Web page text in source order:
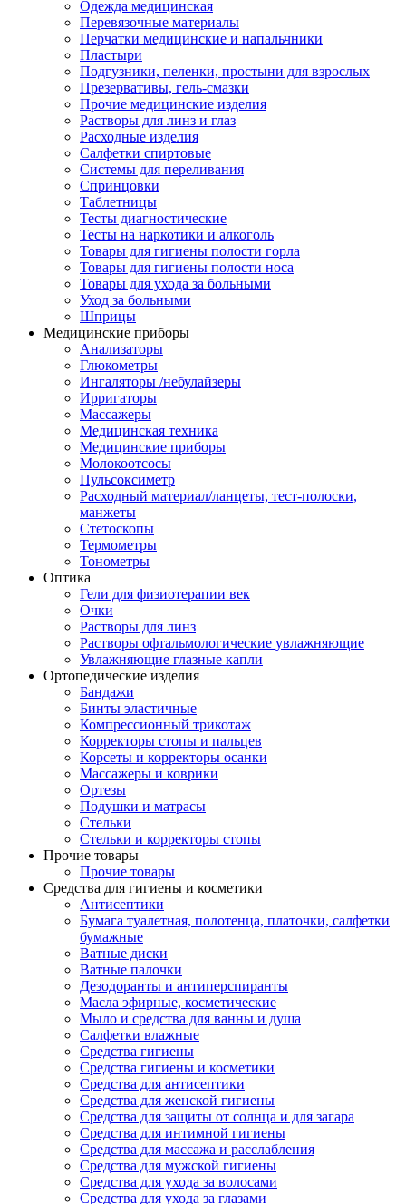
Одежда медицинская
Перевязочные материалы
Перчатки медицинские и напальчники
Пластыри
Подгузники, пеленки, простыни для взрослых
Презервативы, гель-смазки
Прочие медицинские изделия
Растворы для линз и глаз
Расходные изделия
Салфетки спиртовые
Системы для переливания
Спринцовки
Таблетницы
Тесты диагностические
Тесты на наркотики и алкоголь
Товары для гигиены полости горла
Товары для гигиены полости носа
Товары для ухода за больными
Уход за больными
Шприцы
Медицинские приборы
Анализаторы
Глюкометры
Ингаляторы /небулайзеры
Ирригаторы
Массажеры
Медицинская техника
Медицинские приборы
Молокоотсосы
Пульсоксиметр
Расходный материал/ланцеты, тест-полоски,
манжеты
Стетоскопы
Термометры
Тонометры
Оптика
Гели для физиотерапии век
Очки
Растворы для линз
Растворы офтальмологические увлажняющие
Увлажняющие глазные капли
Ортопедические изделия
Бандажи
Бинты эластичные
Компрессионный трикотаж
Корректоры стопы и пальцев
Корсеты и корректоры осанки
Массажеры и коврики
Ортезы
Подушки и матрасы
Стельки
Стельки и корректоры стопы
Прочие товары
Прочие товары
Средства для гигиены и косметики
Антисептики
Бумага туалетная, полотенца, платочки, салфетки
бумажные
Ватные диски
Ватные палочки
Дезодоранты и антиперспиранты
Масла эфирные, косметические
Мыло и средства для ванны и душа
Салфетки влажные
Средства гигиены
Средства гигиены и косметики
Средства для антисептики
Средства для женской гигиены
Средства для защиты от солнца и для загара
Средства для интимной гигиены
Средства для массажа и расслабления
Средства для мужской гигиены
Средства для ухода за волосами
Средства для ухода за глазами